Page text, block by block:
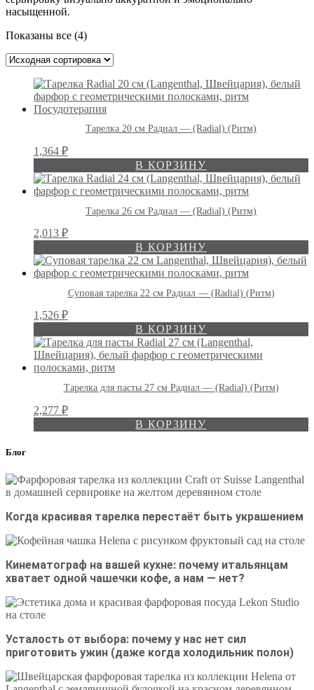
насыщенной.
Показаны все (4)
Тарелка 20 см Радиал — (Radial) (Ритм)
1,364 ₽
В КОРЗИНУ
Тарелка 26 см Радиал — (Radial) (Ритм)
2,013 ₽
В КОРЗИНУ
Суповая тарелка 22 см Радиал — (Radial) (Ритм)
1,526 ₽
В КОРЗИНУ
Тарелка для пасты 27 см Радиал — (Radial) (Ритм)
2,277 ₽
В КОРЗИНУ
Блог
Когда красивая тарелка перестаёт быть украшением
Кинематограф на вашей кухне: почему итальянцам
хватает одной чашечки кофе, а нам — нет?
Усталость от выбора: почему у нас нет сил
приготовить ужин (даже когда холодильник полон)